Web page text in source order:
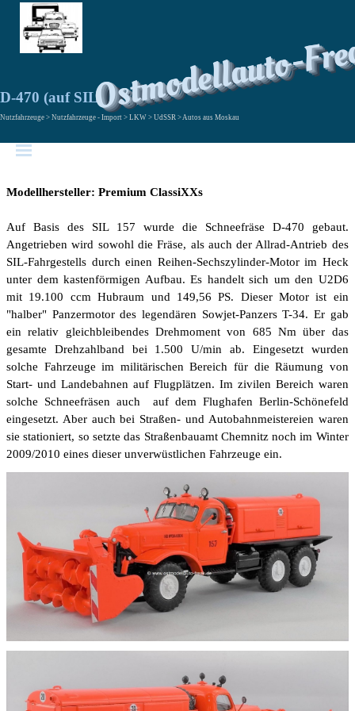
Ostmodellauto-
D-470 (auf SIL 157E)
Nutzfahrzeuge > Nutzfahrzeuge - Import > LKW > UdSSR > Autos aus Moskau
Modellhersteller: Premium ClassiXXs
Auf Basis des SIL 157 wurde die Schneefräse D-470 gebaut.
Angetrieben wird sowohl die Fräse, als auch der Allrad-Antrieb des
SIL-Fahrgestells durch einen Reihen-Sechszylinder-Motor im Heck
unter dem kastenförmigen Aufbau. Es handelt sich um den U2D6
mit 19.100 ccm Hubraum und 149,56 PS. Dieser Motor ist ein
"halber" Panzermotor des legendären Sowjet-Panzers T-34. Er gab
ein relativ gleichbleibendes Drehmoment von 685 Nm über das
gesamte Drehzahlband bei 1.500 U/min ab. Eingesetzt wurden
solche Fahrzeuge im militärischen Bereich für die Räumung von
Start- und Landebahnen auf Flugplätzen. Im zivilen Bereich waren
solche Schneefräsen auch auf dem Flughafen Berlin-Schönefeld
eingesetzt. Aber auch bei Straßen- und Autobahnmeistereien waren
sie stationiert, so setzte das Straßenbauamt Chemnitz noch im Winter
2009/2010 eines dieser unverwüstlichen Fahrzeuge ein.